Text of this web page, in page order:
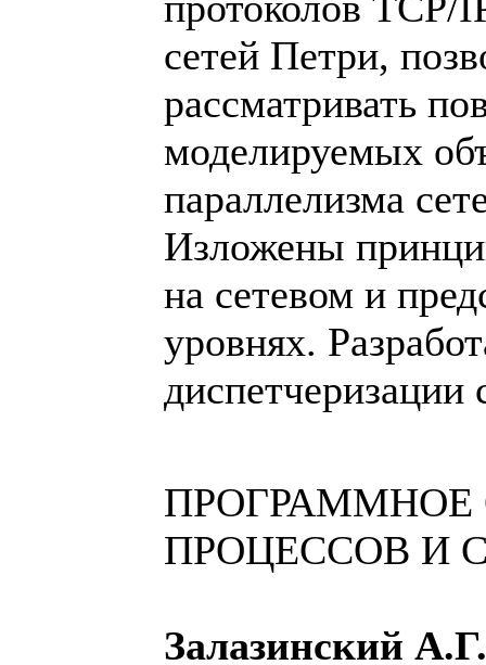
сетей Петри,
рассматривать
моделируемых
параллелизма
Изложены
на сетевом и
уровнях.
ПРОГРАММНОЕ
ПРОЦЕССОВ И
Залазинский